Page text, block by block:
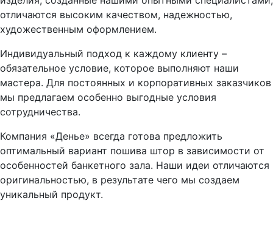
отличаются высоким качеством, надежностью,
художественным оформлением.
Индивидуальный подход к каждому клиенту –
обязательное условие, которое выполняют наши
мастера. Для постоянных и корпоративных заказчиков
мы предлагаем особенно выгодные условия
сотрудничества.
Компания «Денье» всегда готова предложить
оптимальный вариант пошива штор в зависимости от
особенностей банкетного зала. Наши идеи отличаются
оригинальностью, в результате чего мы создаем
уникальный продукт.